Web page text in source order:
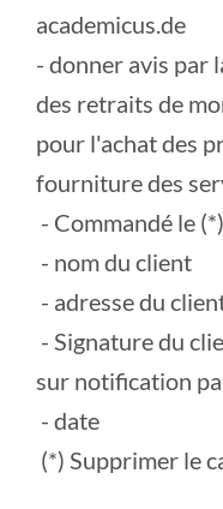
academicus.de
- donner avis par
des retraits de
pour l'achat des
fourniture des
- Commandé le
- nom du client
- adresse du
- Signature du
sur notification
- date
(*) Supprimer le